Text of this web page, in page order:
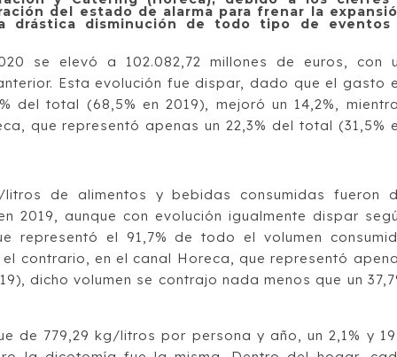
del estado de alarma para frenar la
drástica disminución de todo tipo de eventos
se elevó a 102.082,72 millones de euros, con
Esta evolución fue dispar, dado que el gasto
del total (68,5% en 2019), mejoró un 14,2%,
que representó apenas un 22,3% del total (31,5%
de alimentos y bebidas consumidas fueron
2019, aunque con evolución igualmente dispar
representó el 91,7% de todo el volumen
el contrario, en el canal Horeca, que representó
dicho volumen se contrajo nada menos que un
de 779,29 kg/litros por persona y año, un 2,1% y